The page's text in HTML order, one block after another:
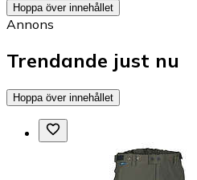
Hoppa över innehållet
Annons
Trendande just nu
Hoppa över innehållet